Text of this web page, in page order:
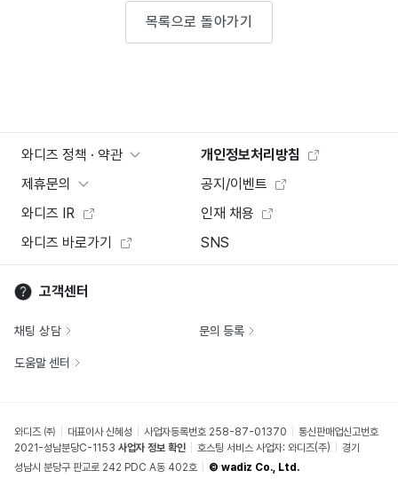
목록으로 돌아가기
와디즈 정책 · 약관
개인정보처리방침
제휴문의
공지/이벤트
와디즈 IR
인재 채용
와디즈 바로가기
SNS
고객센터
채팅 상담 문의 등록
도움말 센터
와디즈 ㈜ 대표이사 신혜성 사업자등록번호 258-87-01370
통신판매업신고번호
2021-성남분당C-1153 사업자 정보 확인 호스팅 서비스 사업자: 와디즈(주)
경기
성남시 분당구 판교로 242 PDC A동 402호
© wadiz Co., Ltd.